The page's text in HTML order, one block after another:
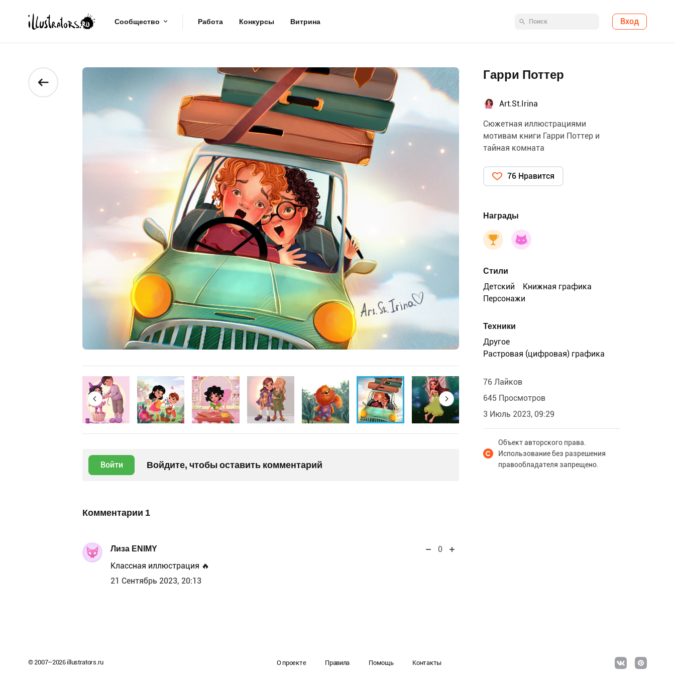
Сообщество Работа Конкурсы Витрина Вход
Войти Войдите, чтобы оставить комментарий
Комментарии 1
Лиза ENIMY
0
Классная иллюстрация 🔥
21 Сентябрь 2023, 20:13
Гарри Поттер
Art.St.Irina
Сюжетная иллюстрациями
мотивам книги Гарри Поттер и
тайная комната
76 Нравится
Награды
Стили
Детский
Книжная графика
Персонажи
Техники
Другое
Растровая (цифровая) графика
76 Лайков
645 Просмотров
3 Июль 2023, 09:29
Объект авторского права.
Использование без разрешения
правообладателя запрещено.
© 2007–2026illustrators.ru О проекте Правила Помощь Контакты